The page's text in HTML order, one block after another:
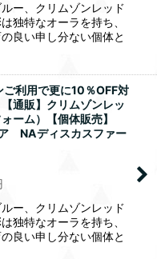
ー、クリムゾンレッド
独特なオーラを持ち、
良い申し分ない個体と
ご利用で更に10％OFF対
通販】クリムゾンレッ
ーム）【個体販売】
NAディスカスファー
ー、クリムゾンレッド
独特なオーラを持ち、
良い申し分ない個体と